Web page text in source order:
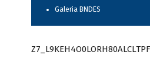
Galeria BNDES